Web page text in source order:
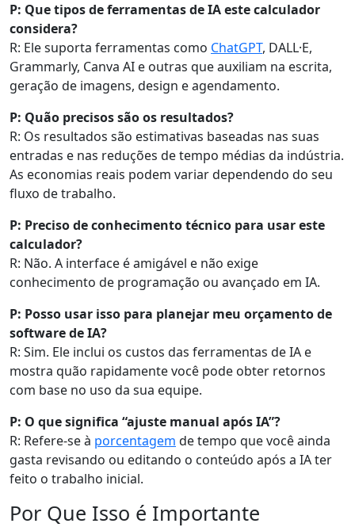
P: Que tipos de ferramentas de IA este calculador
considera?
R: Ele suporta ferramentas como ChatGPT, DALL·E,
Grammarly, Canva AI e outras que auxiliam na escrita,
geração de imagens, design e agendamento.
P: Quão precisos são os resultados?
R: Os resultados são estimativas baseadas nas suas
entradas e nas reduções de tempo médias da indústria.
As economias reais podem variar dependendo do seu
fluxo de trabalho.
P: Preciso de conhecimento técnico para usar este
calculador?
R: Não. A interface é amigável e não exige
conhecimento de programação ou avançado em IA.
P: Posso usar isso para planejar meu orçamento de
software de IA?
R: Sim. Ele inclui os custos das ferramentas de IA e
mostra quão rapidamente você pode obter retornos
com base no uso da sua equipe.
P: O que significa “ajuste manual após IA”?
R: Refere-se à porcentagem de tempo que você ainda
gasta revisando ou editando o conteúdo após a IA ter
feito o trabalho inicial.
Por Que Isso é Importante